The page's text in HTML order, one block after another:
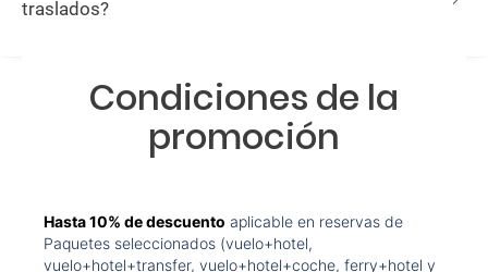
traslados?
Condiciones de la
promoción
Hasta 10% de descuento aplicable en reservas de
Paquetes seleccionados (vuelo+hotel,
vuelo+hotel+transfer, vuelo+hotel+coche, ferry+hotel y